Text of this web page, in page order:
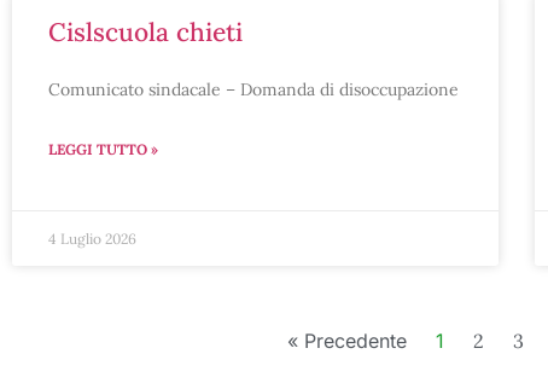
cislscuola chieti
Comunicato sindacale – Domanda di disoccupazione
LEGGI TUTTO »
4 Luglio 2026
« Precedente 1 2 3